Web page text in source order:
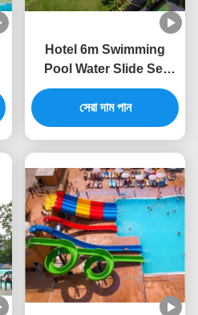
Hotel 6m Swimming
Pool Water Slide Set
Static Proof Fiberglass
Customized Color
সেরা দাম পান